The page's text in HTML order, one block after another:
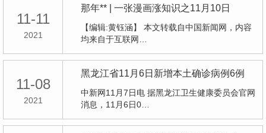
11-11
2021
那年** | 一张漫画涨知识之11月10日
【编辑:黄钰涵】 本文转载自中国新闻网，内容
均来自于互联网…
11-08
2021
黑龙江省11月6日新增本土确诊病例6例
中新网11月7日电 据黑龙江卫生健康委员会官网
消息，11月6日0…